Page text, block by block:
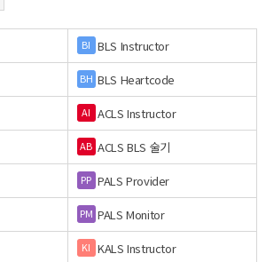
BI BLS Instructor
BH BLS Heartcode
AI ACLS Instructor
AB ACLS BLS 술기
PP PALS Provider
PM PALS Monitor
KI KALS Instructor